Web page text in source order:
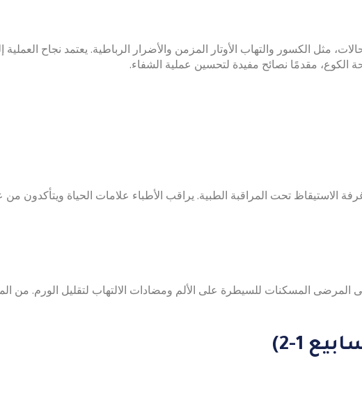
مثل الكسور والتهاب الأوتار المزمن والأضرار الرباطية. يعتمد نجاح
الكوع، مقدمًا نصائح مفيدة لتحسين عملية الشفاء.
تحت المراقبة الطبية. يراقب الأطباء علامات الحياة ويتأكدون
يتلقى المرضى المسكنات للسيطرة على الألم ومضادات الالتهاب لتقليل الورم. من